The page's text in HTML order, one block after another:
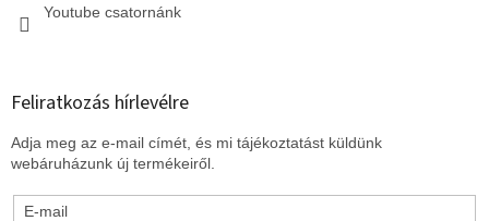
Youtube csatornánk
Feliratkozás hírlevélre
Adja meg az e-mail címét, és mi tájékoztatást küldünk
webáruházunk új termékeiről.
E-mail